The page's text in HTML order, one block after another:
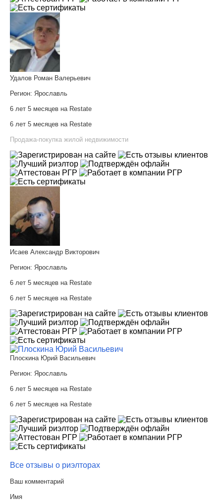
Удалов Роман Валерьевич
Регион: Ярославль
6 лет 5 месяцев на Restate
6 лет 5 месяцев на Restate
Продажа-покупка жилой недвижимости
Исаев Александр Викторович
Регион: Ярославль
6 лет 5 месяцев на Restate
6 лет 5 месяцев на Restate
Плоскина Юрий Васильевич
Регион: Ярославль
6 лет 5 месяцев на Restate
6 лет 5 месяцев на Restate
Все отзывы о риэлторах
Ваш комментарий
Имя